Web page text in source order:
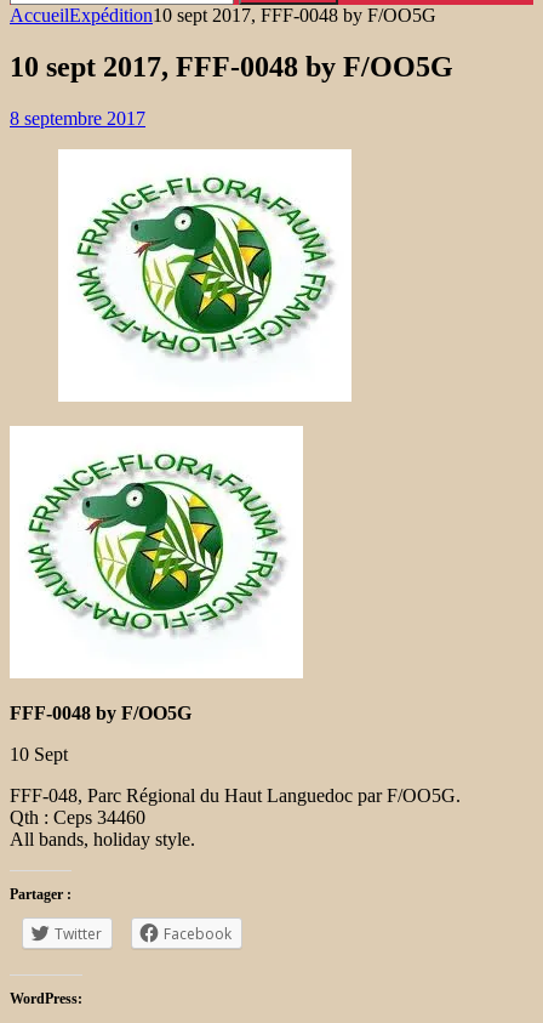
AccueilExpédition10 sept 2017, FFF-0048 by F/OO5G
10 sept 2017, FFF-0048 by F/OO5G
8 septembre 2017
FFF-0048 by F/OO5G
10 Sept
FFF-048, Parc Régional du Haut Languedoc par F/OO5G.
Qth : Ceps 34460
All bands, holiday style.
Partager :
Twitter Facebook
WordPress: